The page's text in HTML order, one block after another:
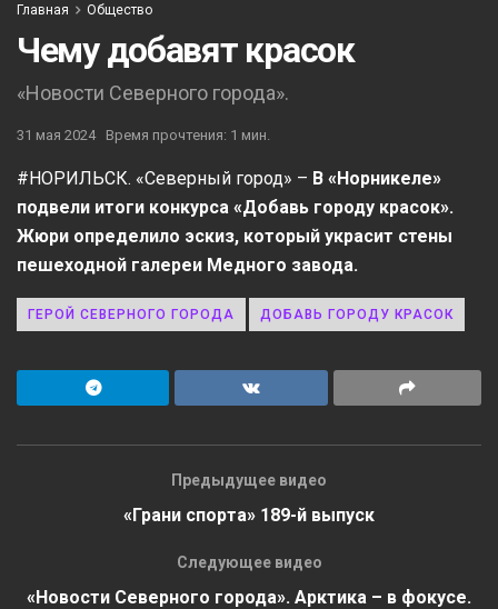
Главная Общество
Чему добавят красок
«Новости Северного города».
31 мая 2024 Время прочтения: 1 мин.
#НОРИЛЬСК. «Северный город» – В «Норникеле»
подвели итоги конкурса «Добавь городу красок».
Жюри определило эскиз, который украсит стены
пешеходной галереи Медного завода.
ГЕРОЙ СЕВЕРНОГО ГОРОДА ДОБАВЬ ГОРОДУ КРАСОК
Предыдущее видео
«Грани спорта» 189-й выпуск
Следующее видео
«Новости Северного города». Арктика – в фокусе.